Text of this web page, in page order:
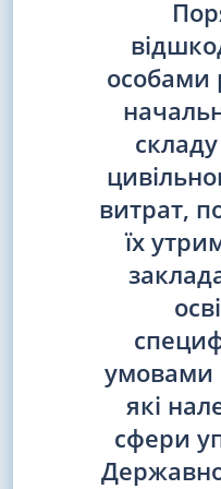
особами
витрат,
їх
умовами
які
сфери